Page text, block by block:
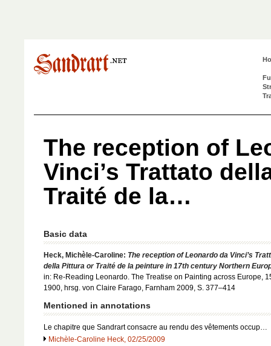
The reception of
Vinci’s Trattato
Traité de la…
Basic data
Heck, Michèle-Caroline: The reception of Leonardo da Vinci’s
della Pittura or Traité de la peinture in 17th century Northern
in: Re-Reading Leonardo. The Treatise on Painting across Europe,
1900, hrsg. von Claire Farago, Farnham 2009, S. 377–414
Mentioned in annotations
Le chapitre que Sandrart consacre au rendu des vêtements occup…
Michèle-Caroline Heck, 02/25/2009